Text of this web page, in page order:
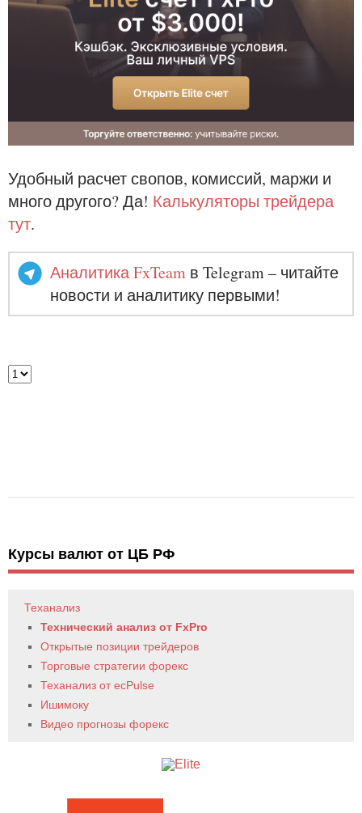
Удобный расчет свопов, комиссий, маржи и
много другого? Да! Калькуляторы трейдера
тут.
Аналитика FxTeam в Telegram – читайте
новости и аналитику первыми!
Курсы валют от ЦБ РФ
Теханализ
Технический анализ от FxPro
Открытые позиции трейдеров
Торговые стратегии форекс
Теханализ от ecPulse
Ишимоку
Видео прогнозы форекс